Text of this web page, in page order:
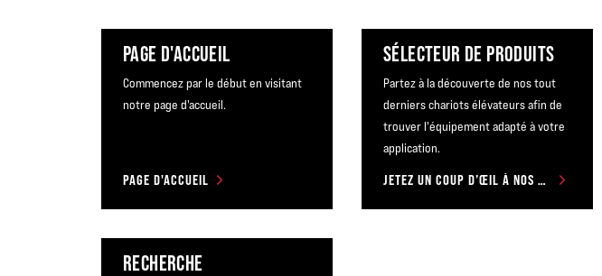
PAGE D'ACCUEIL
Commencez par le début en visitant
notre page d'accueil.
PAGE D'ACCUEIL
SÉLECTEUR DE PRODUITS
Partez à la découverte de nos tout
derniers chariots élévateurs afin de
trouver l'équipement adapté à votre
application.
JETEZ UN COUP D’ŒIL À NOS CHARIOTS
RECHERCHE